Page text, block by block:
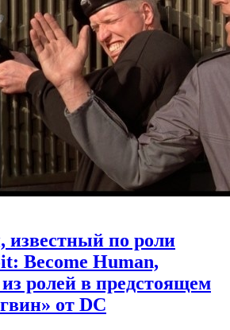
известный по роли
Become Human,
ролей в предстоящем
от DC